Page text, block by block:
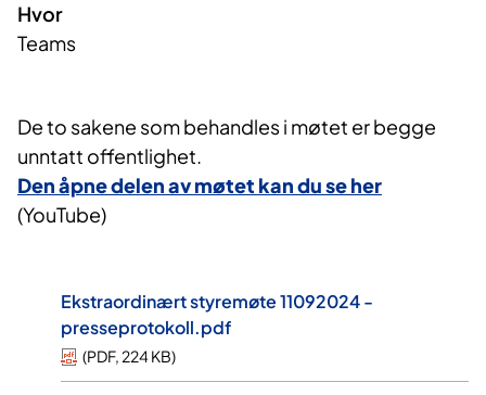
Hvor
Teams
De to sakene som behandles i møtet er begge
unntatt offentlighet.
Den åpne delen av møtet kan du se her
(YouTube)
Ekstraordinært styremøte 11092024 -
presseprotokoll.pdf
(PDF, 224 KB)